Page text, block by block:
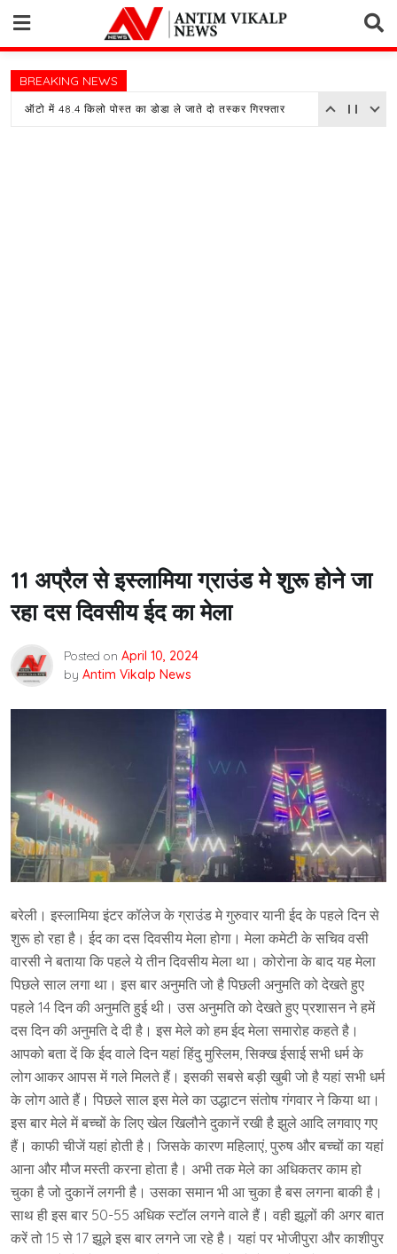
content
BREAKING NEWS
ऑटो में 48.4 किलो पोस्त का डोडा ले जाते दो तस्कर गिरफ्तार
11 अप्रैल से इस्लामिया ग्राउंड मे शुरू होने जा
रहा दस दिवसीय ईद का मेला
Posted on April 10, 2024
by Antim Vikalp News
बरेली। इस्लामिया इंटर कॉलेज के ग्राउंड मे गुरुवार यानी ईद के पहले दिन से
शुरू हो रहा है। ईद का दस दिवसीय मेला होगा। मेला कमेटी के सचिव वसी
वारसी ने बताया कि पहले ये तीन दिवसीय मेला था। कोरोना के बाद यह मेला
पिछले साल लगा था। इस बार अनुमति जो है पिछली अनुमति को देखते हुए
पहले 14 दिन की अनुमति हुई थी। उस अनुमति को देखते हुए प्रशासन ने हमें
दस दिन की अनुमति दे दी है। इस मेले को हम ईद मेला समारोह कहते है।
आपको बता दें कि ईद वाले दिन यहां हिंदु मुस्लिम, सिक्ख ईसाई सभी धर्म के
लोग आकर आपस में गले मिलते हैं। इसकी सबसे बड़ी खुबी जो है यहां सभी धर्म
के लोग आते हैं। पिछले साल इस मेले का उद्धाटन संतोष गंगवार ने किया था।
इस बार मेले में बच्चों के लिए खेल खिलौने दुकानें रखी है झुले आदि लगवाए गए
हैं। काफी चीजें यहां होती है। जिसके कारण महिलाएं, पुरुष और बच्चों का यहां
आना और मौज मस्ती करना होता है। अभी तक मेले का अधिकतर काम हो
चुका है जो दुकानें लगनी है। उसका समान भी आ चुका है बस लगना बाकी है।
साथ ही इस बार 50-55 अधिक स्टॉल लगने वाले हैं। वही झूलों की अगर बात
करें तो 15 से 17 झूले इस बार लगने जा रहे है। यहां पर भोजीपुरा और काशीपुर